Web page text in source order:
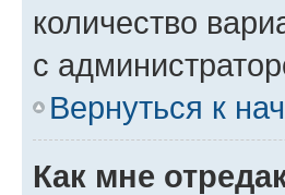
количество
с
Вернуться к
Как мне